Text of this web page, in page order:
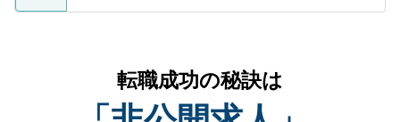
ているすべての個人データはご本人の許可
は、個人情報の取り扱いについての厳密な
管理基準を満たした事業者のみに付与され
かがいして、現在の医療機関の状況や紹介
経験をまじえながら、適切なアドバイスを
させていただきます。すぐにご転職をされ
転職成功の秘訣は